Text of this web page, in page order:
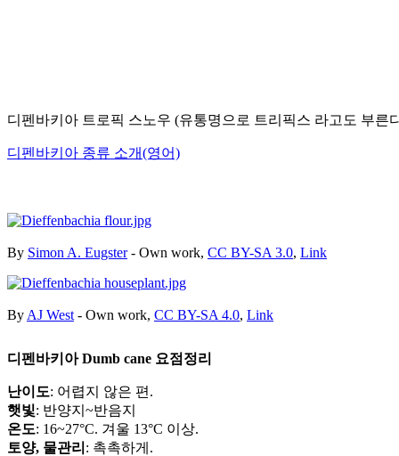
디펜바키아 트로픽 스노우 (유통명으로 트리픽스 라고도 부른
디펜바키아 종류 소개(영어)
By Simon A. Eugster- Own work, CC BY-SA 3.0, Link
By AJ West - Own work, CC BY-SA 4.0, Link
디펜바키아 Dumb cane 요점정리
난이도: 어렵지 않은 편.
햇빛: 반양지~반음지
온도: 16~27°C. 겨울 13°C 이상.
토양, 물관리 : 촉촉하게.